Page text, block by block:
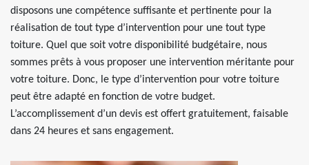
disposons une compétence suffisante et pertinente pour la
réalisation de tout type d’intervention pour une tout type
toiture. Quel que soit votre disponibilité budgétaire, nous
sommes prêts à vous proposer une intervention méritante pour
votre toiture. Donc, le type d’intervention pour votre toiture
peut être adapté en fonction de votre budget.
L’accomplissement d’un devis est offert gratuitement, faisable
dans 24 heures et sans engagement.